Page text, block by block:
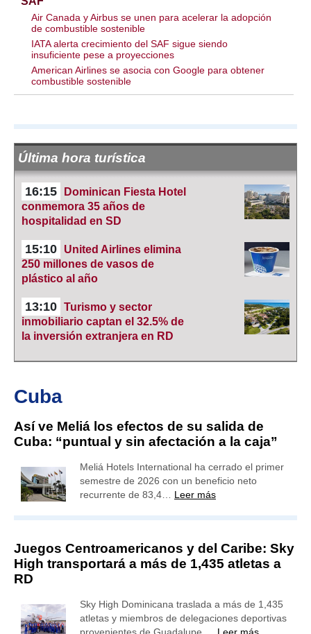
Air Canada y Airbus se unen para acelerar la adopción
de combustible sostenible
IATA alerta crecimiento del SAF sigue siendo
insuficiente pese a proyecciones
American Airlines se asocia con Google para obtener
combustible sostenible
Última hora turística
16:15
Dominican Fiesta Hotel
conmemora 35 años de
hospitalidad en SD
15:10
United Airlines elimina
250 millones de vasos de
plástico al año
13:10 Turismo y sector
inmobiliario captan el 32.5% de
la inversión extranjera en RD
Cuba
Así ve Meliá los efectos de su salida de
Cuba: “puntual y sin afectación a la caja”
Meliá Hotels International ha cerrado el primer
semestre de 2026 con un beneficio neto
recurrente de 83,4… Leer más
Juegos Centroamericanos y del Caribe: Sky
High transportará a más de 1,435 atletas a
RD
Sky High Dominicana traslada a más de 1,435
atletas y miembros de delegaciones deportivas